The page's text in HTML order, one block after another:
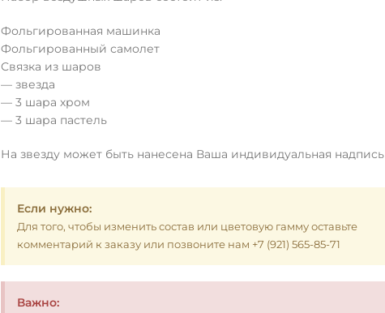
Фольгированная машинка
Фольгированный самолет
Связка из шаров
— звезда
— 3 шара хром
— 3 шара пастель
На звезду может быть нанесена Ваша индивидуальная надпись
Если нужно:
Для того, чтобы изменить состав или цветовую гамму оставьте
комментарий к заказу или позвоните нам +7 (921) 565-85-71
Важно: